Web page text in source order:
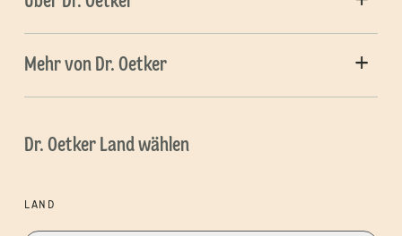
Mehr von Dr. Oetker
Dr. Oetker Land wählen
LAND